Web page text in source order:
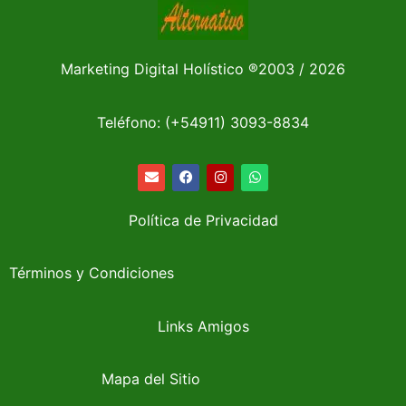
Marketing Digital Holístico ®2003 / 2026
Teléfono: (+54911) 3093-8834
Política de Privacidad
Términos y Condiciones
Links Amigos
Mapa del Sitio